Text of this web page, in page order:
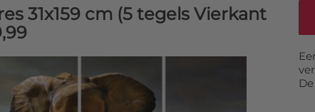
31x159 cm (5 tegels Vierkant
De